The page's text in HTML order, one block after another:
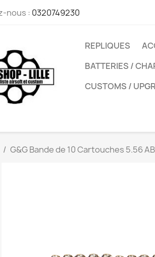
nous : 0320749230
REPLIQUES
BATTERIES /
CUSTOMS /
G&G Bande de 10 Cartouches 5.56